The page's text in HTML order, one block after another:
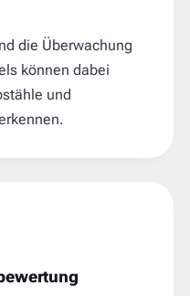
die Überwachung
können dabei
und